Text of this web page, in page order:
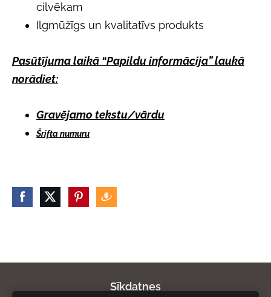
cilvēkam
Ilgmūžīgs un kvalitatīvs produkts
Pasūtījuma laikā “Papildu informācija” laukā
norādiet:
Gravējamo tekstu/vārdu
Šrifta numuru
Sīkdatnes